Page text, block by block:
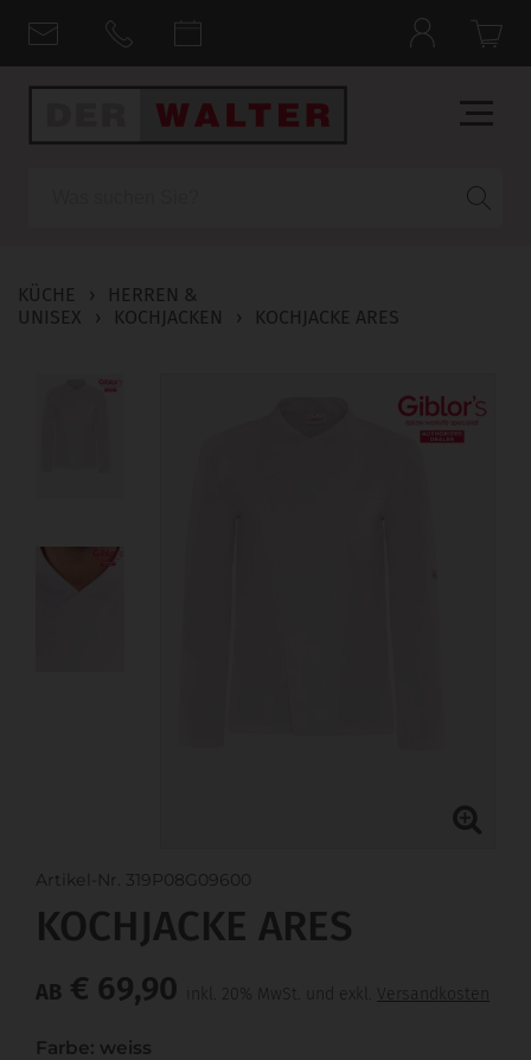
KÜCHE ›
HERREN &
UNISEX
› KOCHJACKEN › KOCHJACKE ARES
Artikel-Nr. 319P08G09600
KOCHJACKE ARES
AB € 69,90 inkl. 20% MwSt. und exkl. Versandkosten
Farbe: weiss